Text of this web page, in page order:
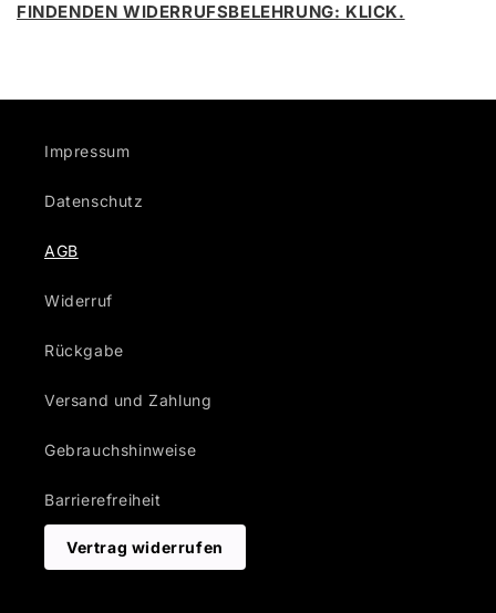
FINDENDEN WIDERRUFSBELEHRUNG: KLICK.
Impressum
Datenschutz
AGB
Widerruf
Rückgabe
Versand und Zahlung
Gebrauchshinweise
Barrierefreiheit
Vertrag widerrufen